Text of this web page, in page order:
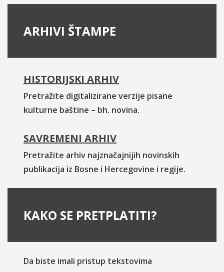
ARHIVI ŠTAMPE
HISTORIJSKI ARHIV
Pretražite digitalizirane verzije pisane
kulturne baštine – bh. novina.
SAVREMENI ARHIV
Pretražite arhiv najznačajnijih novinskih
publikacija iz Bosne i Hercegovine i regije.
KAKO SE PRETPLATITI?
Da biste imali pristup tekstovima